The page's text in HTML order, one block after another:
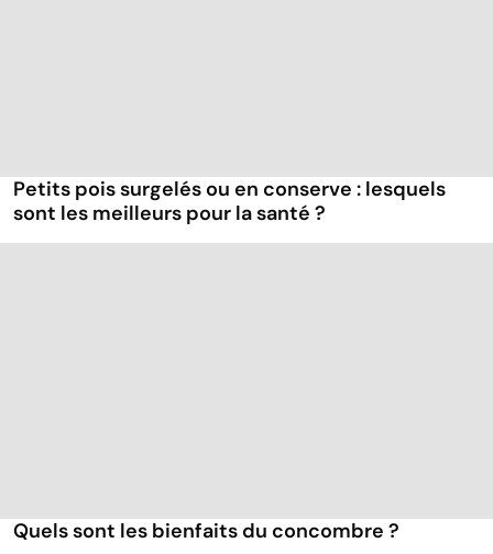
Petits pois surgelés ou en conserve : lesquels
sont les meilleurs pour la santé ?
Quels sont les bienfaits du concombre ?